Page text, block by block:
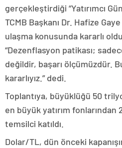
gerçekleştirdiği “Yatırımcı
TCMB Başkanı Dr. Hafize
ulaşma konusunda kararlı
“Dezenflasyon patikası;
değildir, başarı ölçümüzdür.
kararlıyız.” dedi.
Toplantıya, büyüklüğü 50
en büyük yatırım fonlarından
temsilci katıldı.
Dolar/TL, dün önceki